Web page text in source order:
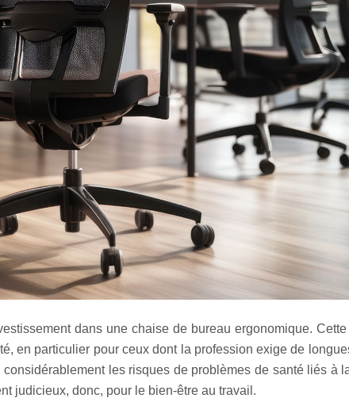
dans une chaise de bureau ergonomique.
en particulier pour ceux dont la profession exige de
les risques de problèmes de santé liés à
judicieux, donc, pour le bien-être au travail.